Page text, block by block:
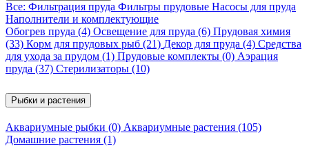
Все: Фильтрация пруда Фильтры прудовые Насосы для пруда
Наполнители и комплектующие
Обогрев пруда (4) Освещение для пруда (6) Прудовая химия
(33) Корм для прудовых рыб (21) Декор для пруда (4) Средства
для ухода за прудом (1) Прудовые комплекты (0) Аэрация
пруда (37) Стерилизаторы (10)
Рыбки и растения
Аквариумные рыбки (0) Аквариумные растения (105)
Домашние растения (1)